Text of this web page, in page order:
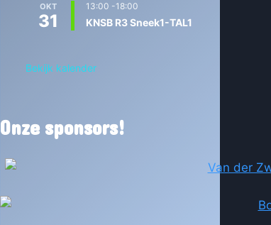
OKT
31
13:00 -18:00
KNSB R3 Sneek1-TAL1
Bekijk kalender
Onze sponsors!